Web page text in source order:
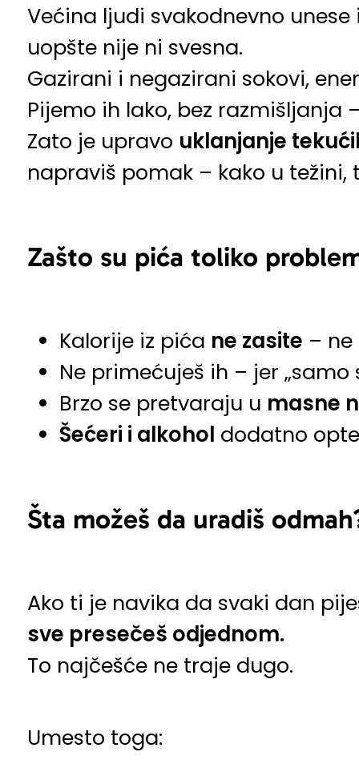
Većina ljudi svakodnevno
uopšte nije ni svesna.
Gazirani i negazirani sokovi,
Pijemo ih lako, bez razmišljanja
Zato je upravo uklanjanje
napraviš pomak – kako u težini,
Zašto su pića toliko
Kalorije iz pića ne zasite –
Ne primećuješ ih – jer „samo
Brzo se pretvaraju u masne
Šećeri i alkohol dodatno
Šta možeš da uradiš
Ako ti je navika da svaki dan
sve presečeš odjednom.
To najčešće ne traje dugo.
Umesto toga: